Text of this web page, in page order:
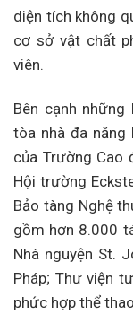
diện tích không
cơ sở vật chất
viên.
Bên cạnh
tòa nhà đa
của Trường Cao
Hội trường
Bảo tàng Nghệ
gồm hơn 8.000
Nhà nguyện St.
Pháp; Thư viện
phức hợp thể